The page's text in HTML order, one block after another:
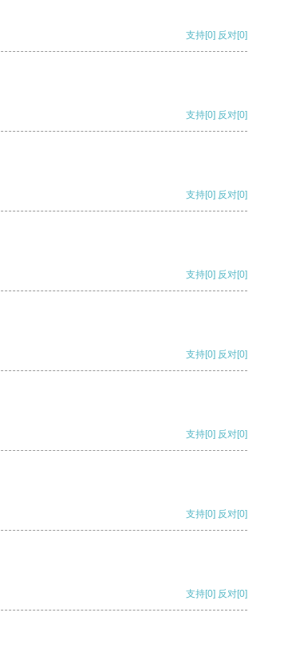
支持[0] 反对[0]
支持[0] 反对[0]
支持[0] 反对[0]
支持[0] 反对[0]
支持[0] 反对[0]
支持[0] 反对[0]
支持[0] 反对[0]
支持[0] 反对[0]